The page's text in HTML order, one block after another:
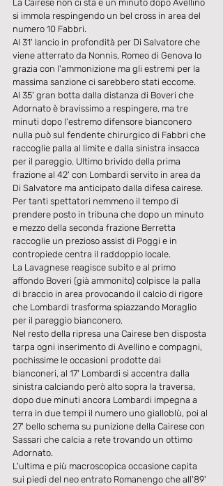
La Cairese non ci sta e un minuto dopo Avellino
si immola respingendo un bel cross in area del
numero 10 Fabbri.
Al 31' lancio in profondità per Di Salvatore che
viene atterrato da Nonnis, Romeo di Genova lo
grazia con l'ammonizione ma gli estremi per la
massima sanzione ci sarebbero stati eccome.
Al 35' gran botta dalla distanza di Boveri che
Adornato è bravissimo a respingere, ma tre
minuti dopo l'estremo difensore bianconero
nulla può sul fendente chirurgico di Fabbri che
raccoglie palla al limite e dalla sinistra insacca
per il pareggio. Ultimo brivido della prima
frazione al 42' con Lombardi servito in area da
Di Salvatore ma anticipato dalla difesa cairese.
Per tanti spettatori nemmeno il tempo di
prendere posto in tribuna che dopo un minuto
e mezzo della seconda frazione Berretta
raccoglie un prezioso assist di Poggi e in
contropiede centra il raddoppio locale.
La Lavagnese reagisce subito e al primo
affondo Boveri (già ammonito) colpisce la palla
di braccio in area provocando il calcio di rigore
che Lombardi trasforma spiazzando Moraglio
per il pareggio bianconero.
Nel resto della ripresa una Cairese ben disposta
tarpa ogni inserimento di Avellino e compagni,
pochissime le occasioni prodotte dai
bianconeri, al 17' Lombardi si accentra dalla
sinistra calciando però alto sopra la traversa,
dopo due minuti ancora Lombardi impegna a
terra in due tempi il numero uno gialloblù, poi al
27' bello schema su punizione della Cairese con
Sassari che calcia a rete trovando un ottimo
Adornato.
L'ultima e più macroscopica occasione capita
sui piedi del neo entrato Romanengo che all'89'